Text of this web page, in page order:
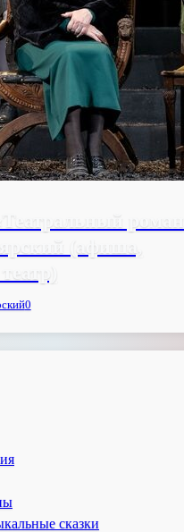
роман»
(афиша,
0
сказки